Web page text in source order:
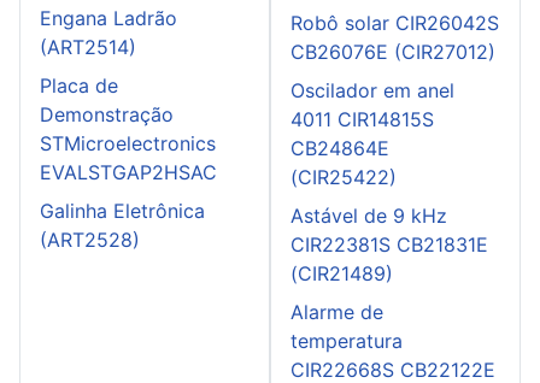
Engana Ladrão
(ART2514)
Placa de
Demonstração
STMicroelectronics
EVALSTGAP2HSAC
Galinha Eletrônica
(ART2528)
Robô solar CIR26042S
CB26076E (CIR27012)
Oscilador em anel
4011 CIR14815S
CB24864E
(CIR25422)
Astável de 9 kHz
CIR22381S CB21831E
(CIR21489)
Alarme de
temperatura
CIR22668S CB22122E